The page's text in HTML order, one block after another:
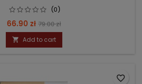
(0)
Price
66.90 zł Regular
price
79.00 zł
 Add to cart
favorite_border